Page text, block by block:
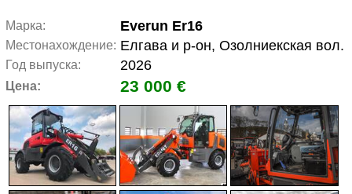
Марка: Everun Er16
Местонахождение: Елгава и р-он, Озолниекская вол.
Год выпуска: 2026
Цена: 23 000 €